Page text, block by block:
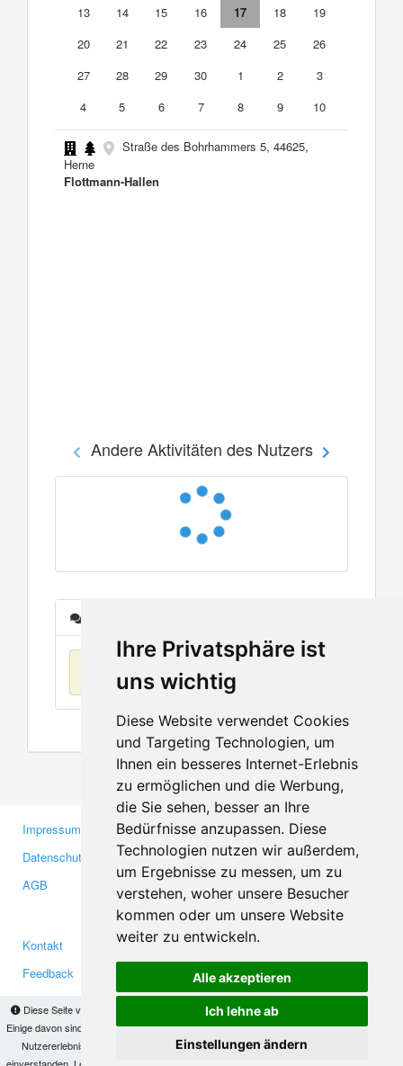
Ihre Privatsphäre ist
uns wichtig
Diese Website verwendet Cookies
und Targeting Technologien, um
Ihnen ein besseres Internet-Erlebnis
zu ermöglichen und die Werbung,
die Sie sehen, besser an Ihre
Bedürfnisse anzupassen. Diese
Technologien nutzen wir außerdem,
um Ergebnisse zu messen, um zu
verstehen, woher unsere Besucher
kommen oder um unsere Website
weiter zu entwickeln.
Alle akzeptieren
Ich lehne ab
Einstellungen ändern
Diese Seite verwendet Cookies, um Informationen auf Ihrem Computer zu speichern.
Einige davon sind notwendig, damit unsere Seite funktioniert, andere helfen uns dabei, das
Nutzererlebnis zu verbessern. Mit der Nutzung dieser Seite erklären Sie sich damit
13
14 15 16 17 18
19
20
21 22 23 24 25
26
27
28 29 30 1 2
3
4
5 6 7 8 9 10
Straße des Bohrhammers 5, 44625,
Herne
Flottmann-Hallen
Andere Aktivitäten des Nutzers
Keine Einträge
Impressum
Datenschutzerklärung
AGB
Gewerbetreibende
Investoren
Medien
Kontakt
Feedback
Facebook
Twitter
YouTube
Google+